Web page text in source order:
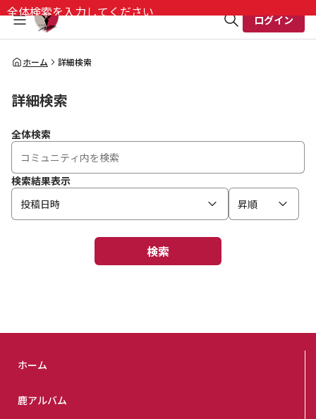
全体検索を入力してください
全体検索
ログイン
ホーム 詳細検索
詳細検索
全体検索
検索結果表示
投稿日時
昇順
検索
ホーム
鹿アルバム